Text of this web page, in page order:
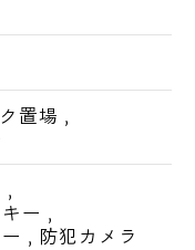
置場 ,
,
ー ,
, 防犯カメラ